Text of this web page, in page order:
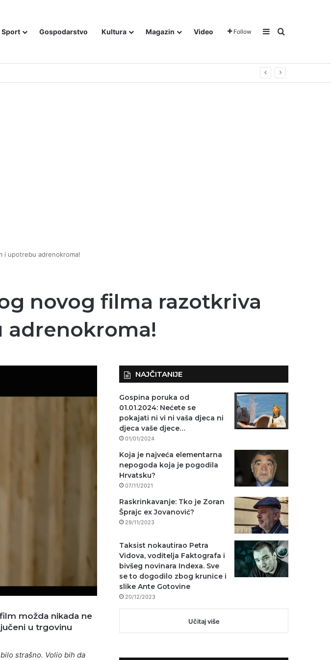
Sport Gospodarstvo Kultura Magazin Video Follow Sidebar
Traži
pred ostalim zarobljenicima logora u Dalju!
i upotrebu adrenokroma!
novog filma razotkriva
možda nikada ne
u trgovinu
strašno. Volio bih da
NAJČITANIJE
Gospina poruka od
01.01.2024: Nećete se
pokajati ni vi ni vaša djeca ni
djeca vaše djece…
01/01/2024
Koja je najveća elementarna
nepogoda koja je pogodila
Hrvatsku?
07/11/2021
Raskrinkavanje: Tko je Zoran
Šprajc ex Jovanović?
29/11/2023
Taksist nokautirao Petra
Vidova, voditelja Faktografa i
bivšeg novinara Indexa. Sve
se to dogodilo zbog krunice i
slike Ante Gotovine
20/12/2023
Učitaj više